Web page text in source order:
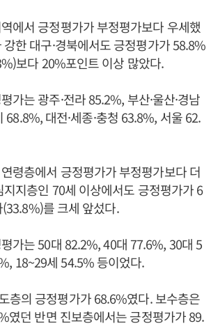
에서 긍정평가가 부정평가보다 우세했
한 대구·경북에서도 긍정평가가 58.8%
보다 20%포인트 이상 많았다.
가는 광주·전라 85.2%, 부산·울산·경남
68.8%, 대전·세종·충청 63.8%, 서울 62.
령층에서 긍정평가가 부정평가보다 더
지층인 70세 이상에서도 긍정평가가 6
를 크세 앞섰다.
가는 50대 82.2%, 40대 77.6%, 30대 5
18~29세 54.5% 등이었다.
층의 긍정평가가 68.6%였다. 보수층은
였던 반면 진보층에서는 긍정평가가 89.